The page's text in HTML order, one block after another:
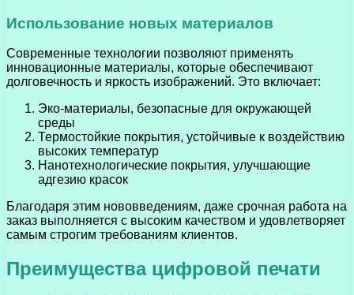
Использование новых материалов
Современные технологии позволяют применять
инновационные материалы, которые обеспечивают
долговечность и яркость изображений. Это включает:
Эко-материалы, безопасные для окружающей
среды
Термостойкие покрытия, устойчивые к воздействию
высоких температур
Нанотехнологические покрытия, улучшающие
адгезию красок
Благодаря этим нововведениям, даже срочная работа на
заказ выполняется с высоким качеством и удовлетворяет
самым строгим требованиям клиентов.
Преимущества цифровой печати